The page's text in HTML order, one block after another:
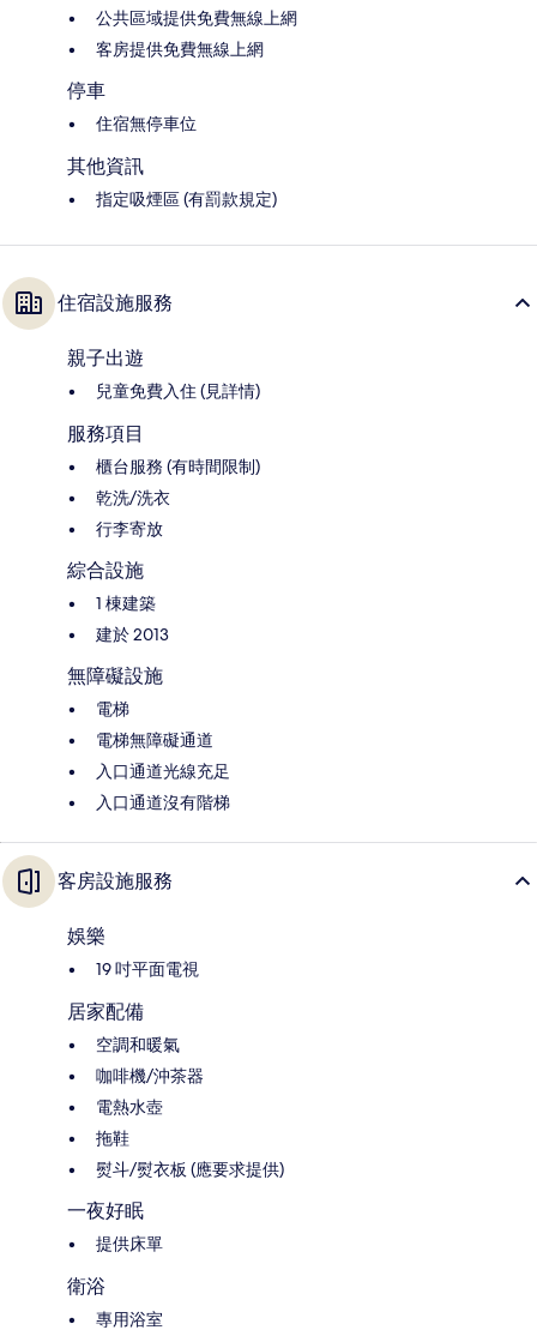
公共區域提供免費無線上網
客房提供免費無線上網
停車
住宿無停車位
其他資訊
指定吸煙區 (有罰款規定)
住宿設施服務
親子出遊
兒童免費入住 (見詳情)
服務項目
櫃台服務 (有時間限制)
乾洗/洗衣
行李寄放
綜合設施
1 棟建築
建於 2013
無障礙設施
電梯
電梯無障礙通道
入口通道光線充足
入口通道沒有階梯
客房設施服務
娛樂
19 吋平面電視
居家配備
空調和暖氣
咖啡機/沖茶器
電熱水壺
拖鞋
熨斗/熨衣板 (應要求提供)
一夜好眠
提供床單
衛浴
專用浴室